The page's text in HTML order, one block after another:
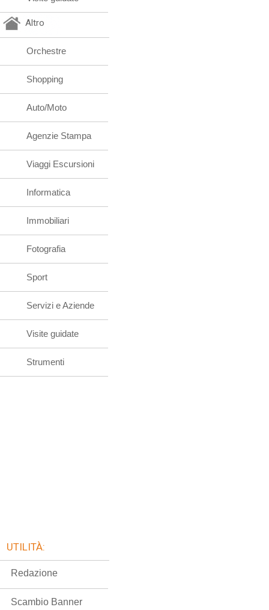
Altro
Orchestre
Shopping
Auto/Moto
Agenzie Stampa
Viaggi Escursioni
Informatica
Immobiliari
Fotografia
Sport
Servizi e Aziende
Visite guidate
Strumenti
UTILITÀ:
Redazione
Scambio Banner